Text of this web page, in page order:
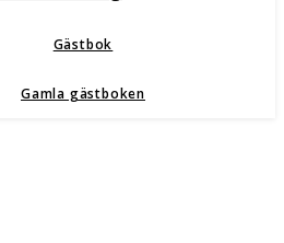
Gästbok
Gamla gästboken